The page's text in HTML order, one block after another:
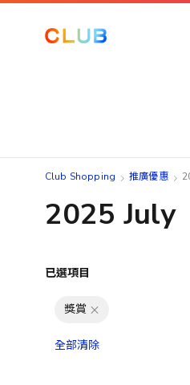
Club Shopping 推廣優惠
2025 July
已選項目
獎賞
全部清除